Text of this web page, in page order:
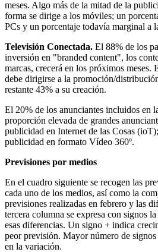
meses. Algo más de la mitad de la
forma se dirige a los móviles; un
PCs y un porcentaje todavía marginal a
Televisión Conectada. El 88% de los
inversión en "branded content", los
marcas, crecerá en los próximos meses.
debe dirigirse a la promoción/
restante 43% a su creación.
El 20% de los anunciantes incluidos en
proporción elevada de grandes
publicidad en Internet de las Cosas
publicidad en formato Vídeo 360º.
Previsiones por medios
En el cuadro siguiente se recogen las
cada uno de los medios, así como la
previsiones realizadas en febrero y las
tercera columna se expresa con signos
esas diferencias. Un signo + indica
peor previsión. Mayor número de
en la variación.